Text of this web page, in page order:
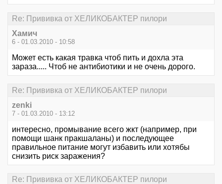
Re: Прививка от ХЕЛИКОБАКТЕР пилори
Хамич
6 - 01.03.2010 - 10:58
Может есть какая травка чтоб пить и дохла эта
зараза..... Чтоб не антибиотики и не очень дорого.
Re: Прививка от ХЕЛИКОБАКТЕР пилори
zenki
7 - 01.03.2010 - 13:12
интересно, промывание всего жкт (например, при
помощи шанк пракшаланы) и последующее
правильное питание могут избавить или хотябы
снизить риск заражения?
Re: Прививка от ХЕЛИКОБАКТЕР пилори